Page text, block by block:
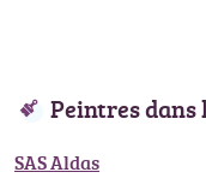
Peintres dans
SAS Aldas